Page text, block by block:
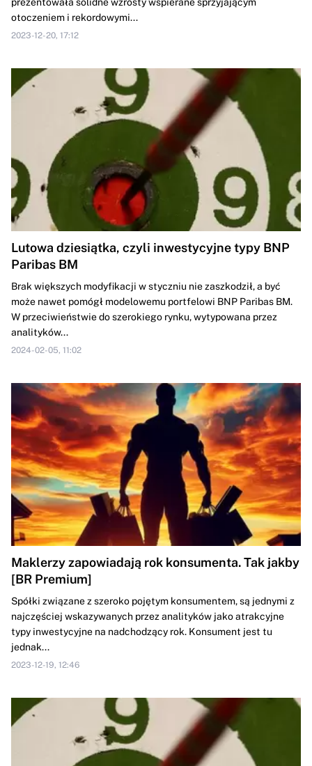
otoczeniem i rekordowymi...
2023-12-20, 17:12
Lutowa dziesiątka, czyli inwestycyjne typy BNP
Paribas BM
Brak większych modyfikacji w styczniu nie zaszkodził, a być
może nawet pomógł modelowemu portfelowi BNP Paribas BM.
W przeciwieństwie do szerokiego rynku, wytypowana przez
analityków...
2024-02-05, 11:02
Maklerzy zapowiadają rok konsumenta. Tak jakby
[BR Premium]
Spółki związane z szeroko pojętym konsumentem, są jednymi z
najczęściej wskazywanych przez analityków jako atrakcyjne
typy inwestycyjne na nadchodzący rok. Konsument jest tu
jednak...
2023-12-19, 12:46